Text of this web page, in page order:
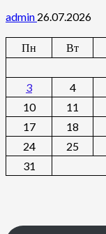
admin 26.07.2026
Пн
Вт
3
4
10
11
17
18
24
25
31